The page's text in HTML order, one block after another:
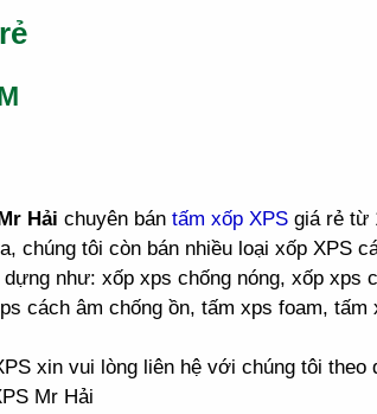
Hải chuyên bán tấm xốp XPS giá rẻ từ
chúng tôi còn bán nhiều loại xốp XPS
như: xốp xps chống nóng, xốp xps
cách âm chống ồn, tấm xps foam, tấm
xin vui lòng liên hệ với chúng tôi theo
Mr Hải